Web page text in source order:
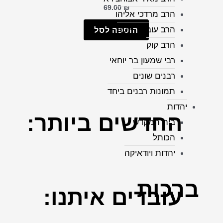
הרב מרדכי אליהו
הרב עובדיה יוסף
הרב קוק
רבי שמעון בר יוחאי
רבנים שונים
תמונות רבנים ביחד
יהדות
בית המקדש
הכותל
יהדות ויודאיקה
ברכות
69.00₪
הוספה לסל
החדשים ביותר:
עובדים איתנו: